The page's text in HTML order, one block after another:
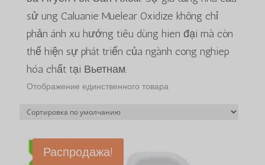
sử ung Caluanie Muelear Oxidize không chỉ
phản ánh xu hướng tiêu dùng hien đại mà còn
thể hiện sự phát triển của ngành cong nghiep
hóa chất tại Вьетнам.
Отображение единственного товара
Распродажа!